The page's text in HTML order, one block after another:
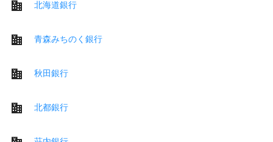
北海道銀行
青森みちのく銀行
秋田銀行
北都銀行